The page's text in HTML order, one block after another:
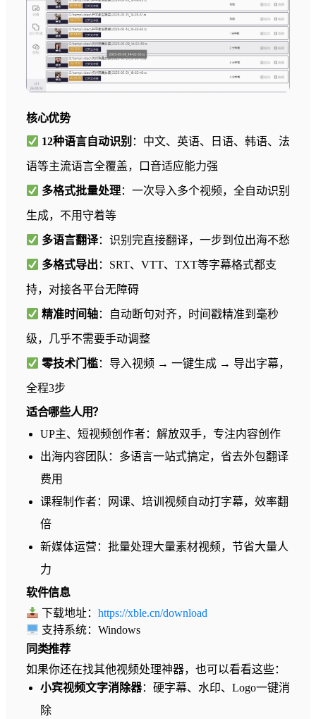
核心优势
12种语言自动识别 ：中文、英语、日语、韩语、法
语等主流语言全覆盖，口音适应能力强
多格式批量处理：一次导入多个视频，全自动识别
生成，不用守着等
多语言翻译：识别完直接翻译，一步到位出海不愁
多格式导出 ：SRT、VTT、TXT等字幕格式都支
持，对接各平台无障碍
精准时间轴：自动断句对齐，时间戳精准到毫秒
级，几乎不需要手动调整
零技术门槛：导入视频 → 一键生成 → 导出字幕，
全程3步
适合哪些人用？
UP主、短视频创作者：解放双手，专注内容创作
出海内容团队：多语言一站式搞定，省去外包翻译
费用
课程制作者：网课、培训视频自动打字幕，效率翻
倍
新媒体运营：批量处理大量素材视频，节省大量人
力
软件信息
下载地址：https://xble.cn/download
支持系统：Windows
同类推荐
如果你还在找其他视频处理神器，也可以看看这些：
小宾视频文字消除器：硬字幕、水印、Logo一键消
除